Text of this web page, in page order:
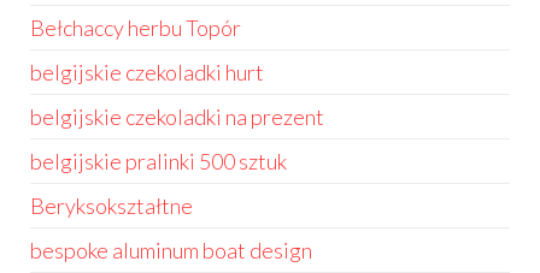
Bełchaccy herbu Topór
belgijskie czekoladki hurt
belgijskie czekoladki na prezent
belgijskie pralinki 500 sztuk
Beryksokształtne
bespoke aluminum boat design